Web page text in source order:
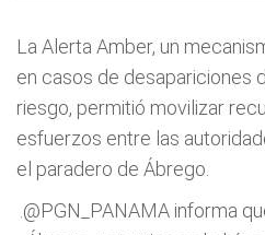
La Alerta Amber, un
en casos de desapariciones
riesgo, permitió movilizar
esfuerzos entre las
el paradero de Ábrego.
@PGN_PANAMAinforma